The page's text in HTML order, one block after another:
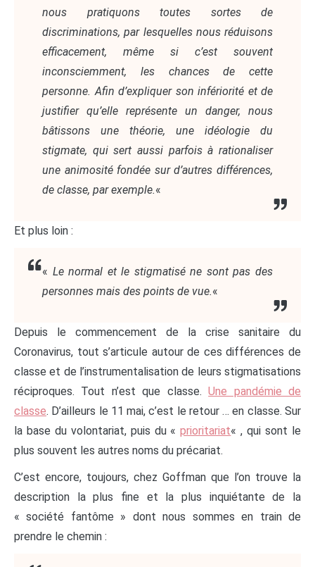
nous pratiquons toutes sortes de
discriminations, par lesquelles nous réduisons
efficacement, même si c’est souvent
inconsciemment, les chances de cette
personne. Afin d’expliquer son infériorité et de
justifier qu’elle représente un danger, nous
bâtissons une théorie, une idéologie du
stigmate, qui sert aussi parfois à rationaliser
une animosité fondée sur d’autres différences,
de classe, par exemple.«
Et plus loin :
« Le normal et le stigmatisé ne sont pas des
personnes mais des points de vue.«
Depuis le commencement de la crise sanitaire du
Coronavirus, tout s’articule autour de ces différences de
classe et de l’instrumentalisation de leurs stigmatisations
réciproques. Tout n’est que classe.Une pandémie de
classe. D’ailleurs le 11 mai, c’est le retour … en classe. Sur
la base du volontariat, puis du «prioritariat« , qui sont le
plus souvent les autres noms du précariat.
C’est encore, toujours, chez Goffman que l’on trouve la
description la plus fine et la plus inquiétante de la
« société fantôme » dont nous sommes en train de
prendre le chemin :